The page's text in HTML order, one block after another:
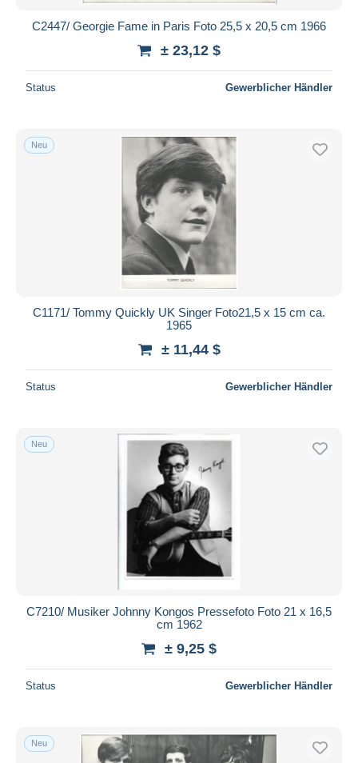
C2447/ Georgie Fame in Paris Foto 25,5 x 20,5 cm 1966
± 23,12 $
Status Gewerblicher Händler
Neu
C1171/ Tommy Quickly UK Singer Foto21,5 x 15 cm ca.
1965
± 11,44 $
Status Gewerblicher Händler
Neu
C7210/ Musiker Johnny Kongos Pressefoto Foto 21 x 16,5
cm 1962
± 9,25 $
Status Gewerblicher Händler
Neu